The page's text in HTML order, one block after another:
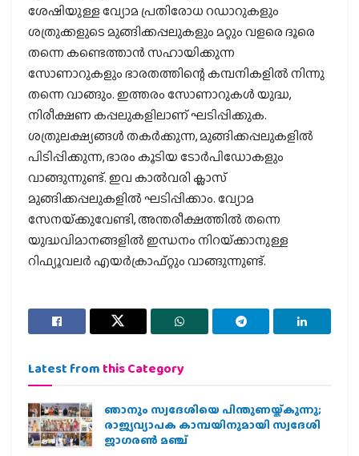
ശേഷിയുള്ള വ്യോമ പ്രതിരോധ റഡാറുകളും
ശത്രുക്കളുടെ മുങ്ങിക്കപ്പലുകളും മറ്റും വളരെ ദൂരെ
തന്നെ കണ്ടെത്താന്‍ സഹായിക്കുന്ന
സോണാറുകളും ഭാരതത്തിന്റെ കമ്പനികളില്‍ നിന്നു
തന്നെ വാങ്ങും. ഇത്തരം സോണാറുകള്‍ യുദ്ധ,
നിരീക്ഷണ കപ്പലുകളിലാണ് ഘടിപ്പിക്കുക.
ശത്രുലക്ഷ്യങ്ങള്‍ തകര്‍ക്കുന്ന, മുങ്ങിക്കപ്പലുകളില്‍
പിടിപ്പിക്കുന്ന, ഭാരം കൂടിയ ടോര്‍പിഡോകളും
വാങ്ങുന്നുണ്ട്. ഇവ കാല്‍വരി ക്ലാസ്
മുങ്ങിക്കപ്പലുകളില്‍ ഘടിപ്പിക്കാം. വ്യോമ
സേനയ്‌ക്കുവേണ്ടി, അന്തരീക്ഷത്തില്‍ തന്നെ
യുദ്ധവിമാനങ്ങളില്‍ ഇന്ധനം നിറയ്‌ക്കാനുള്ള
റിഫ്യൂവലര്‍ എയര്‍ക്രാഫ്റ്റും വാങ്ങുന്നുണ്ട്.
Latest from this Category
ഞാനും സ്വദേശിയെ പിന്തുണയ്ക്കുന്നു;
രാജ്യവ്യാപക കാമ്പയിനുമായി സ്വദേശി
ജാഗരണ്‍ മഞ്ച്